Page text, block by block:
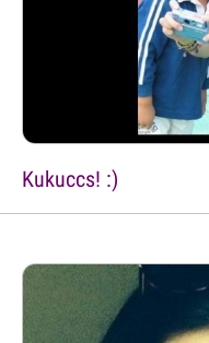
Kukuccs! :)